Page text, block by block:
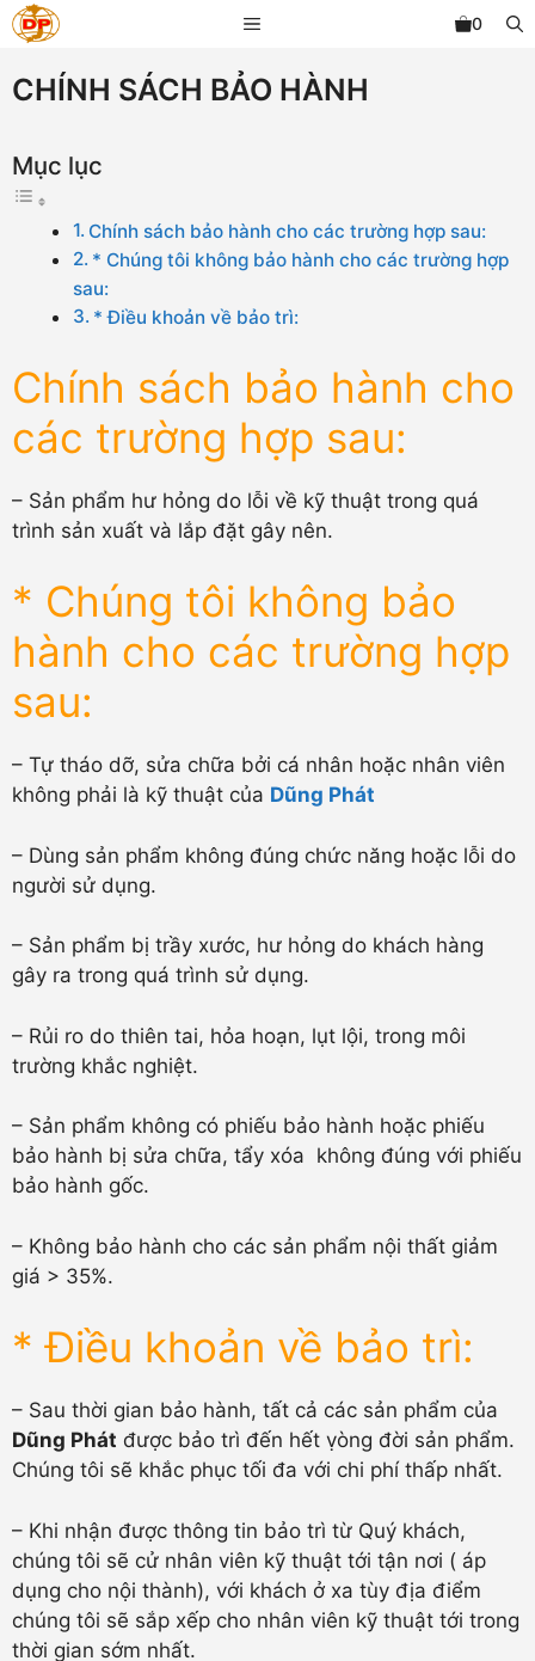
Chuyển
đến
nội
dung
MENU 0
CHÍNH SÁCH BẢO HÀNH
Mục lục
Chính sách bảo hành cho các trường hợp sau:
* Chúng tôi không bảo hành cho các trường hợp
sau:
* Điều khoản về bảo trì:
Chính sách bảo hành cho
các trường hợp sau:
– Sản phẩm hư hỏng do lỗi về kỹ thuật trong quá
trình sản xuất và lắp đặt gây nên.
* Chúng tôi không bảo
hành cho các trường hợp
sau:
– Tự tháo dỡ, sửa chữa bởi cá nhân hoặc nhân viên
không phải là kỹ thuật của Dũng Phát
– Dùng sản phẩm không đúng chức năng hoặc lỗi do
người sử dụng.
– Sản phẩm bị trầy xước, hư hỏng do khách hàng
gây ra trong quá trình sử dụng.
– Rủi ro do thiên tai, hỏa hoạn, lụt lội, trong môi
trường khắc nghiệt.
– Sản phẩm không có phiếu bảo hành hoặc phiếu
bảo hành bị sửa chữa, tẩy xóa không đúng với phiếu
bảo hành gốc.
– Không bảo hành cho các sản phẩm nội thất giảm
giá > 35%.
* Điều khoản về bảo trì:
– Sau thời gian bảo hành, tất cả các sản phẩm của
Dũng Phát được bảo trì đến hết ṿòng đời sản phẩm.
Chúng tôi sẽ khắc phục tối đa với chi phí thấp nhất.
– Khi nhận được thông tin bảo trì từ Quý khách,
chúng tôi sẽ cử nhân viên kỹ thuật tới tận nơi ( áp
dụng cho nội thành), với khách ở xa tùy địa điểm
chúng tôi sẽ sắp xếp cho nhân viên kỹ thuật tới trong
thời gian sớm nhất.